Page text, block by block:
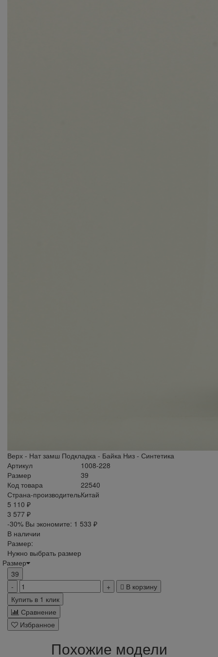
Верх - Нат замш Подкладка - Байка Низ - Синтетика
Артикул
1008-228
Размер
39
Код товара
22540
Страна-производительКитай
5 110 ₽
3 577 ₽
-30% Вы экономите: 1 533 ₽
В наличии
Размер:
Нужно выбрать размер
Размер
39
В корзину
Купить в 1 клик
Сравнение
Избранное
Похожие модели